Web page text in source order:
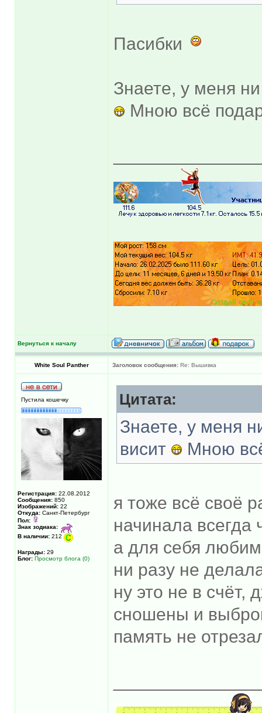
Пасибки
Знаете, у меня
Мною всё
Вернуться к началу
White Soul Panther Заголовок сообщения: Re: Вышивка
Пустила кошечку
Регистрация: 22.08.2012
Сообщения: 850
Изображений: 22
Откуда: Санкт-Петербург
Пол:
Знак зодиака:
В наличии: 212
Награды: 29
Блог: Просмотр блога (0)
Цитата:
Знаете, у меня
висит
Мною
я тоже всё своё
начинала всегда
а для себя
ни разу не
ну это не в счёт,
сношены и
память не